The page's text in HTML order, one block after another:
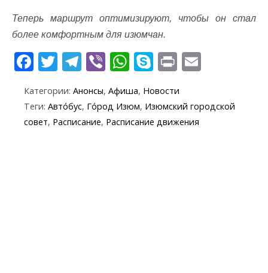
Теперь маршрут оптимизируют, чтобы он стал
более комфортным для изюмчан.
F
e
b
T
itt
er
T
e
gr
Vi
b
er
W
at
s
S
y
p
Pr
t ai
Категории: Анонсы, Афиша, Новости
Теги: Авто́бус, Го́род Изюм, Изюмский городской
совет, Расписание, Расписание движения